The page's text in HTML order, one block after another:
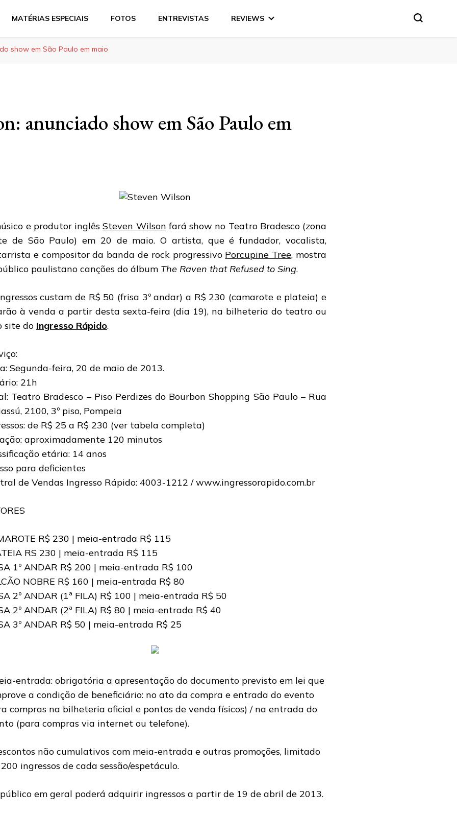
MATÉRIAS ESPECIAIS FOTOS ENTREVISTAS REVIEWS
show em São Paulo em maio
anunciado show em São Paulo em
e produtor inglêsSteven Wilson fará show no Teatro Bradesco (zona
de São Paulo) em 20 de maio. O artista, que é fundador, vocalista,
e compositor da banda de rock progressivo Porcupine Tree, mostra
paulistano canções do álbum The Raven that Refused to Sing.
custam de R$ 50 (frisa 3º andar) a R$ 230 (camarote e plateia) e
à venda a partir desta sexta-feira (dia 19), na bilheteria do teatro ou
site do Ingresso Rápido.
Segunda-feira, 20 de maio de 2013.
21h
Teatro Bradesco – Piso Perdizes do Bourbon Shopping São Paulo – Rua
2100, 3º piso, Pompeia
de R$ 25 a R$ 230 (ver tabela completa)
aproximadamente 120 minutos
etária: 14 anos
para deficientes
de Vendas Ingresso Rápido: 4003-1212 / www.ingressorapido.com.br
R$ 230 | meia-entrada R$ 115
RS 230 | meia-entrada R$ 115
1º ANDAR R$ 200 | meia-entrada R$ 100
NOBRE R$ 160 | meia-entrada R$ 80
2º ANDAR (1ª FILA) R$ 100 | meia-entrada R$ 50
2º ANDAR (2ª FILA) R$ 80 | meia-entrada R$ 40
3º ANDAR R$ 50 | meia-entrada R$ 25
entrada: obrigatória a apresentação do documento previsto em lei que
a condição de beneficiário: no ato da compra e entrada do evento
compras na bilheteria oficial e pontos de venda físicos) / na entrada do
(para compras via internet ou telefone).
não cumulativos com meia-entrada e outras promoções, limitado
ingressos de cada sessão/espetáculo.
em geral poderá adquirir ingressos a partir de 19 de abril de 2013.